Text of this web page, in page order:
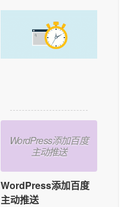
WordPress添加百度
主动推送
WordPress添加百度
主动推送